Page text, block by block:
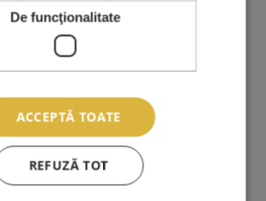
Cursuri Extensii Gene
Extensii Gene
Kituri Extensii Gene
Adezivi Extensii Gene
Pensete Extensii Gene
Carduri Cadou
Reduceri Si Promotii
De funcţionalitate
ACCEPTĂ TOATE
REFUZĂ TOT